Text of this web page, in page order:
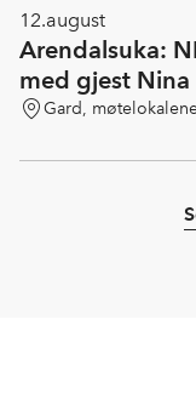
12.august
Arendalsuka:
med gjest Nina
Gard,